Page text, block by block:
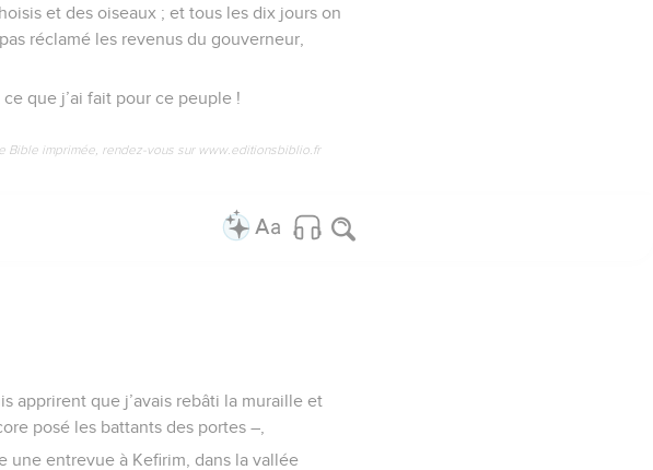
et des oiseaux ; et tous les dix jours on
réclamé les revenus du gouverneur,
que j’ai fait pour ce peuple !
Bible imprimée, rendez-vous sur www.editionsbiblio.fr
apprirent que j’avais rebâti la muraille et
posé les battants des portes –,
une entrevue à Kefirim, dans la vallée